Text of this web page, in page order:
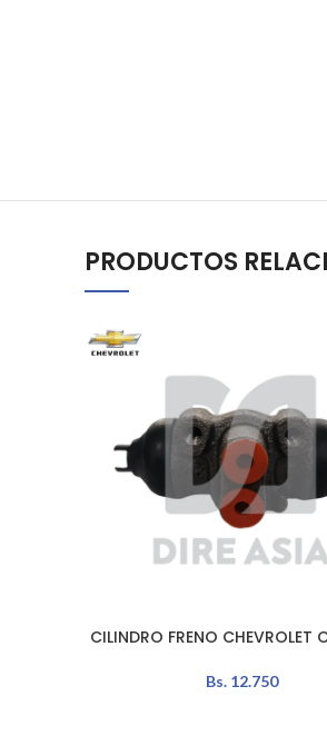
PRODUCTOS
AÑADIR AL CARRITO
CILINDRO FRENO CHEVROLET
Bs. 12.750